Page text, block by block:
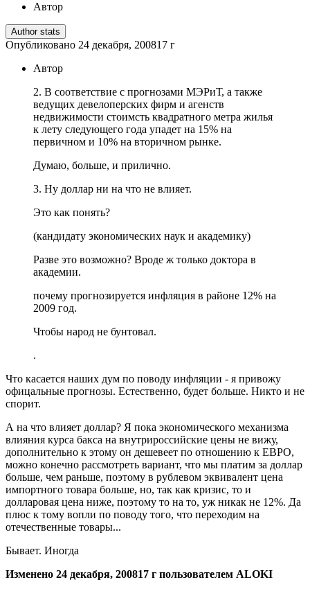
Автор
Author stats
Опубликовано 24 декабря, 200817 г
Автор
2. В соответствие с прогнозами МЭРиТ, а также
ведущих девелоперских фирм и агенств
недвижимости стоимсть квадратного метра жилья
к лету следующего года упадет на 15% на
первичном и 10% на вторичном рынке.
Думаю, больше, и прилично.
3. Ну доллар ни на что не влияет.
Это как понять?
(кандидату экономических наук и академику)
Разве это возможно? Вроде ж только доктора в
академии.
почему прогнозируется инфляция в районе 12% на
2009 год.
Чтобы народ не бунтовал.
.
Что касается наших дум по поводу инфляции - я привожу
офицальные прогнозы. Естественно, будет больше. Никто и не
спорит.
А на что влияет доллар? Я пока экономического механизма
влияния курса бакса на внутрироссийские цены не вижу,
дополнительно к этому он дешевеет по отношению к ЕВРО,
можно конечно рассмотреть вариант, что мы платим за доллар
больше, чем раньше, поэтому в рублевом эквивалент цена
импортного товара больше, но, так как кризис, то и
долларовая цена ниже, поэтому то на то, уж никак не 12%. Да
плюс к тому вопли по поводу того, что переходим на
отечественные товары...
Бывает. Иногда
Изменено 24 декабря, 200817 г пользователем ALOKI